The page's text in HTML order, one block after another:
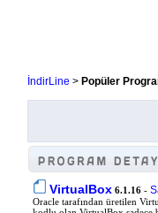
İndirLine > Popüler
VirtualBox 6.1.16 -
Oracle tarafından üretilen